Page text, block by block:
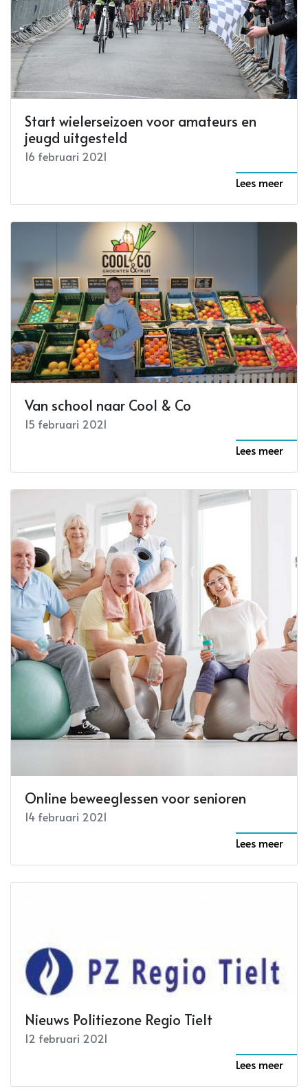
Start wielerseizoen voor amateurs en
jeugd uitgesteld
16 februari 2021
Lees meer
Van school naar Cool & Co
15 februari 2021
Lees meer
Online beweeglessen voor senioren
14 februari 2021
Lees meer
Nieuws Politiezone Regio Tielt
12 februari 2021
Lees meer